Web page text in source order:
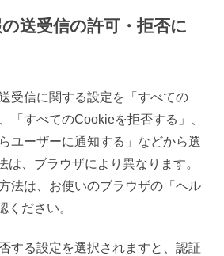
送受信の許可・拒否に
受信に関する設定を「すべての
「すべてのCookieを拒否する」、
ユーザーに通知する」などから選
は、ブラウザにより異なります。
法は、お使いのブラウザの「ヘル
ください。
する設定を選択されますと、認証